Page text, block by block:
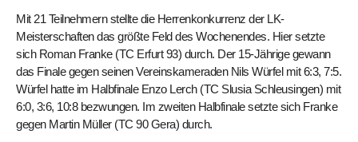
Mit 21 Teilnehmern stellte die Herrenkonkurrenz der LK-
Meisterschaften das größte Feld des Wochenendes. Hier setzte
sich Roman Franke (TC Erfurt 93) durch. Der 15-Jährige gewann
das Finale gegen seinen Vereinskameraden Nils Würfel mit 6:3, 7:5.
Würfel hatte im Halbfinale Enzo Lerch (TC Slusia Schleusingen) mit
6:0, 3:6, 10:8 bezwungen. Im zweiten Halbfinale setzte sich Franke
gegen Martin Müller (TC 90 Gera) durch.